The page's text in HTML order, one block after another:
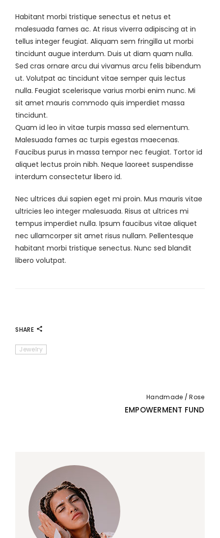
Habitant morbi tristique senectus et netus et
malesuada fames ac. At risus viverra adipiscing at in
tellus integer feugiat. Aliquam sem fringilla ut morbi
tincidunt augue interdum. Duis ut diam quam nulla.
Sed cras ornare arcu dui vivamus arcu felis bibendum
ut. Volutpat ac tincidunt vitae semper quis lectus
nulla. Feugiat scelerisque varius morbi enim nunc. Mi
sit amet mauris commodo quis imperdiet massa
tincidunt.
Quam id leo in vitae turpis massa sed elementum.
Malesuada fames ac turpis egestas maecenas.
Faucibus purus in massa tempor nec feugiat. Tortor id
aliquet lectus proin nibh. Neque laoreet suspendisse
interdum consectetur libero id.
Nec ultrices dui sapien eget mi proin. Mus mauris vitae
ultricies leo integer malesuada. Risus at ultrices mi
tempus imperdiet nulla. Ipsum faucibus vitae aliquet
nec ullamcorper sit amet risus nullam. Pellentesque
habitant morbi tristique senectus. Nunc sed blandit
libero volutpat.
SHARE
Jewelry
Handmade Rose
EMPOWERMENT FUND